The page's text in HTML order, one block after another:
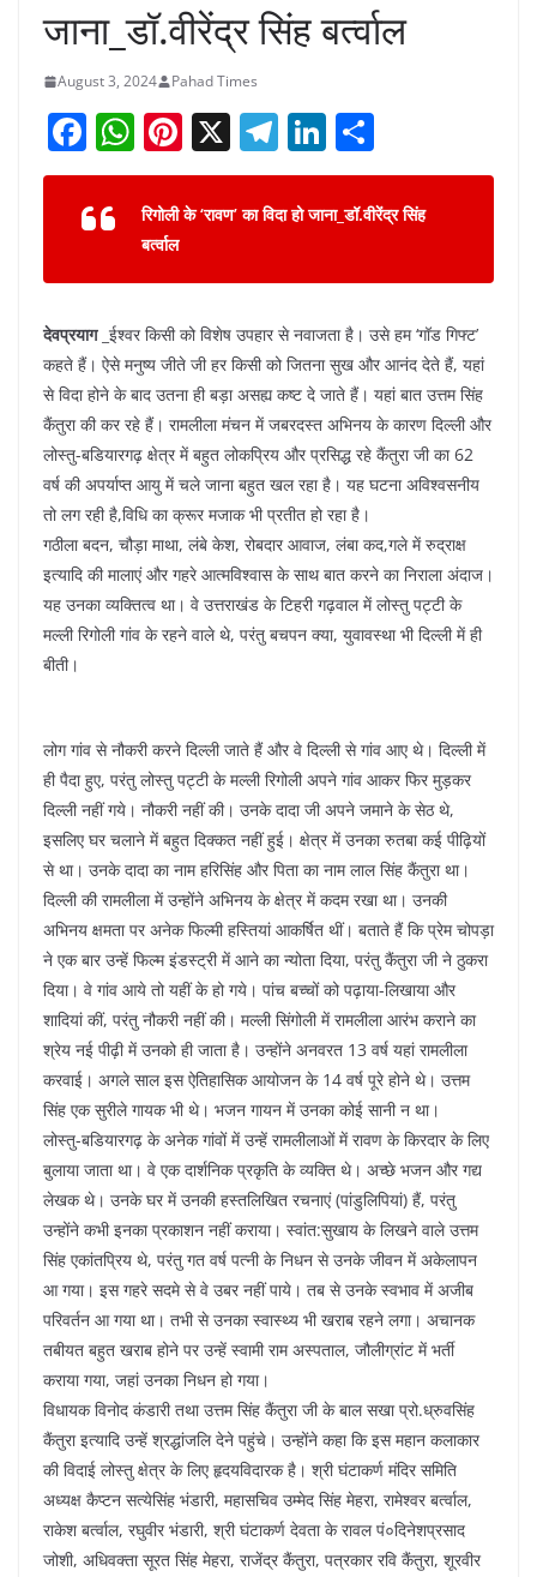
जाना_डॉ.वीरेंद्र सिंह बर्त्वाल
August 3, 2024 Pahad Times
F
a
c
e
b
o
o
k
W
h
at
s
A
p
p
Pi
nt
er
st
X T
el
e
a
m
Li
n
k
dI
n
h
ar
रिगोली के ‘रावण’ का विदा हो जाना_डॉ.वीरेंद्र सिंह
बर्त्वाल
देवप्रयाग_ईश्वर किसी को विशेष उपहार से नवाजता है। उसे हम ‘गॉड गिफ्ट’
कहते हैं। ऐसे मनुष्य जीते जी हर किसी को जितना सुख और आनंद देते हैं, यहां
से विदा होने के बाद उतना ही बड़ा असह्य कष्ट दे जाते हैं। यहां बात उत्तम सिंह
कैंतुरा की कर रहे हैं। रामलीला मंचन में जबरदस्त अभिनय के कारण दिल्ली और
लोस्तु-बडियारगढ़ क्षेत्र में बहुत लोकप्रिय और प्रसिद्ध रहे कैंतुरा जी का 62
वर्ष की अपर्याप्त आयु में चले जाना बहुत खल रहा है। यह घटना अविश्वसनीय
तो लग रही है,विधि का क्रूर मजाक भी प्रतीत हो रहा है।
गठीला बदन, चौड़ा माथा, लंबे केश, रोबदार आवाज, लंबा कद,गले में रुद्राक्ष
इत्यादि की मालाएं और गहरे आत्मविश्वास के साथ बात करने का निराला अंदाज।
यह उनका व्यक्तित्व था। वे उत्तराखंड के टिहरी गढ़वाल में लोस्तु पट्टी के
मल्ली रिगोली गांव के रहने वाले थे, परंतु बचपन क्या, युवावस्था भी दिल्ली में ही
बीती।
लोग गांव से नौकरी करने दिल्ली जाते हैं और वे दिल्ली से गांव आए थे। दिल्ली में
ही पैदा हुए, परंतु लोस्तु पट्टी के मल्ली रिगोली अपने गांव आकर फिर मुड़कर
दिल्ली नहीं गये। नौकरी नहीं की। उनके दादा जी अपने जमाने के सेठ थे,
इसलिए घर चलाने में बहुत दिक्कत नहीं हुई। क्षेत्र में उनका रुतबा कई पीढ़ियों
से था। उनके दादा का नाम हरिसिंह और पिता का नाम लाल सिंह कैंतुरा था।
दिल्ली की रामलीला में उन्होंने अभिनय के क्षेत्र में कदम रखा था। उनकी
अभिनय क्षमता पर अनेक फिल्मी हस्तियां आकर्षित थीं। बताते हैं कि प्रेम चोपड़ा
ने एक बार उन्हें फिल्म इंडस्ट्री में आने का न्योता दिया, परंतु कैंतुरा जी ने ठुकरा
दिया। वे गांव आये तो यहीं के हो गये। पांच बच्चों को पढ़ाया-लिखाया और
शादियां कीं, परंतु नौकरी नहीं की। मल्ली सिंगोली में रामलीला आरंभ कराने का
श्रेय नई पीढ़ी में उनको ही जाता है। उन्होंने अनवरत 13 वर्ष यहां रामलीला
करवाई। अगले साल इस ऐतिहासिक आयोजन के 14 वर्ष पूरे होने थे। उत्तम
सिंह एक सुरीले गायक भी थे। भजन गायन में उनका कोई सानी न था।
लोस्तु-बडियारगढ़ के अनेक गांवों में उन्हें रामलीलाओं में रावण के किरदार के लिए
बुलाया जाता था। वे एक दार्शनिक प्रकृति के व्यक्ति थे। अच्छे भजन और गद्य
लेखक थे। उनके घर में उनकी हस्तलिखित रचनाएं (पांडुलिपियां) हैं, परंतु
उन्होंने कभी इनका प्रकाशन नहीं कराया। स्वांत:सुखाय के लिखने वाले उत्तम
सिंह एकांतप्रिय थे, परंतु गत वर्ष पत्नी के निधन से उनके जीवन में अकेलापन
आ गया। इस गहरे सदमे से वे उबर नहीं पाये। तब से उनके स्वभाव में अजीब
परिवर्तन आ गया था। तभी से उनका स्वास्थ्य भी खराब रहने लगा। अचानक
तबीयत बहुत खराब होने पर उन्हें स्वामी राम अस्पताल, जौलीग्रांट में भर्ती
कराया गया, जहां उनका निधन हो गया।
विधायक विनोद कंडारी तथा उत्तम सिंह कैंतुरा जी के बाल सखा प्रो.ध्रुवसिंह
कैंतुरा इत्यादि उन्हें श्रद्धांजलि देने पहुंचे। उन्होंने कहा कि इस महान कलाकार
की विदाई लोस्तु क्षेत्र के लिए हृदयविदारक है। श्री घंटाकर्ण मंदिर समिति
अध्यक्ष कैप्टन सत्येसिंह भंडारी, महासचिव उम्मेद सिंह मेहरा, रामेश्वर बर्त्वाल,
राकेश बर्त्वाल, रघुवीर भंडारी, श्री घंटाकर्ण देवता के रावल पं०दिनेशप्रसाद
जोशी, अधिवक्ता सूरत सिंह मेहरा, राजेंद्र कैंतुरा, पत्रकार रवि कैंतुरा, शूरवीर